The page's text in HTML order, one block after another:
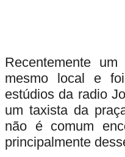
Recentemente um
mesmo local e
estúdios da radio
um taxista da
não é comum
principalmente